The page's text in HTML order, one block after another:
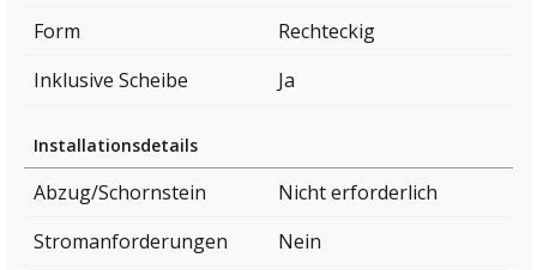
Form
Rechteckig
Inklusive Scheibe
Ja
Installationsdetails
Abzug/Schornstein
Nicht erforderlich
Stromanforderungen
Nein